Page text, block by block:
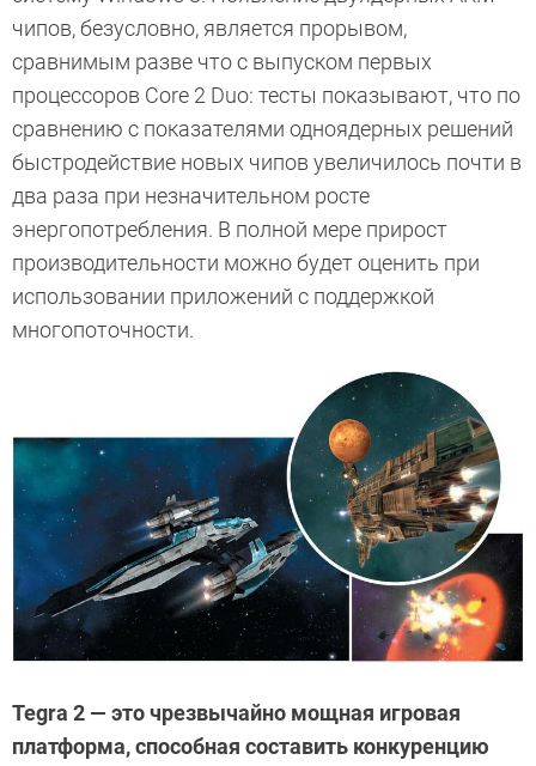
чипов, безусловно, является прорывом,
сравнимым разве что с выпуском первых
процессоров Core 2 Duo: тесты показывают, что по
сравнению с показателями одноядерных решений
быстродействие новых чипов увеличилось почти в
два раза при незначительном росте
энергопотребления. В полной мере прирост
производительности можно будет оценить при
использовании приложений с поддержкой
многопоточности.
Tegra 2 — это чрезвычайно мощная игровая
платформа, способная составить конкуренцию